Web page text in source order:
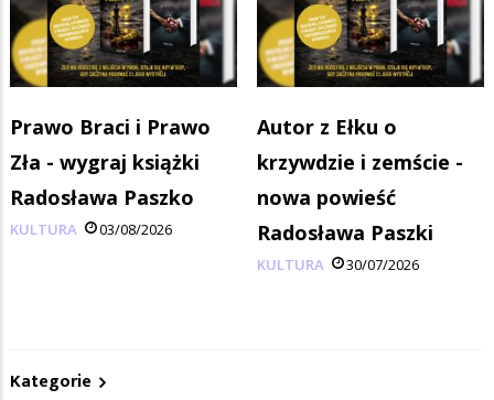
Prawo Braci i Prawo
Zła - wygraj książki
Radosława Paszko
KULTURA 03/08/2026
Autor z Ełku o
krzywdzie i zemście -
nowa powieść
Radosława Paszki
KULTURA 30/07/2026
Kategorie